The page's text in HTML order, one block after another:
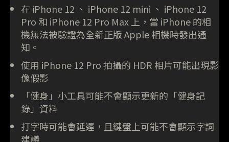
在 iPhone 12 、 iPhone 12 mini 、 iPhone 12
Pro 和 iPhone 12 Pro Max 上，當 iPhone 的相
機無法被驗證為全新正版 Apple 相機時發出通
知。
使用 iPhone 12 Pro 拍攝的 HDR 相片可能出現影
像假影
「健身」小工具可能不會顯示更新的「健身記
錄」資料
打字時可能會延遲，且鍵盤上可能不會顯示字詞
建議